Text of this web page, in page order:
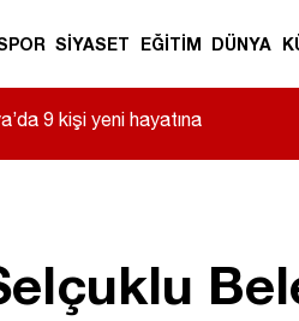
SİYASET EĞİTİM DÜNYA
9 kişi yeni hayatına